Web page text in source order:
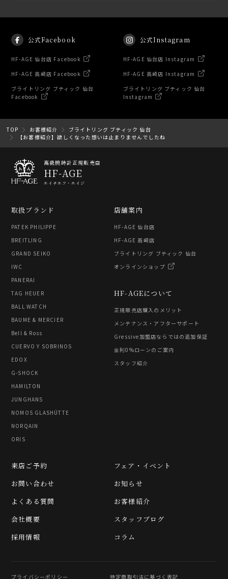
公式Facebook
HF-AGE 仙台店 Facebook
HF-AGE 高崎店 Facebook
ブライトリング ブティック 仙台
Facebook
公式Instagram
HF-AGE 仙台店 Instagram
HF-AGE 高崎店 Instagram
ブライトリング ブティック 仙台
Instagram
TOP お客様紹介
ブライトリング ブティック 仙台
【お客様紹介】欲しくなった想いは止まりませんでしたね
高級腕時計正規販売店
HF-AGE
エイチエフ・エイジ
取扱ブランド
PATEK PHILIPPE
BREITLING
GRAND SEIKO
IWC
PANERAI
TAG HEUER
BALL WATCH
BAUME & MERCIER
Bell & Ross
CUERVO Y SOBRINOS
EDOX
G-SHOCK
HAMILTON
JUNGHANS
NOMOS GLASHÜTTE
NORQAIN
ORIS
HF-AGEについて
正規販売店購入のメリット
メンテナンス・アフターサポート
Gressive加盟店ならではの追加保証
金利0%ローンのご案内
スタッフ紹介
店舗案内
HF-AGE 仙台店
HF-AGE 高崎店
ブライトリング ブティック 仙台
オンラインショップ
フェア・イベント
お知らせ
お客様紹介
スタッフブログ
コラム
来店ご予約
お問い合わせ
よくある質問
会社概要
採用情報
プライバシーポリシー 特定商取引法に基づく表記